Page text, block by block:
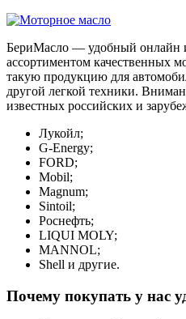
БериМасло — удобный онлайн
ассортиментом качественных
такую продукцию для
другой легкой техники.
известных российских и
Лукойл;
G-Energy;
FORD;
Mobil;
Magnum;
Sintoil;
Роснефть;
LIQUI MOLY;
MANNOL;
Shell и другие.
Почему покупать у нас